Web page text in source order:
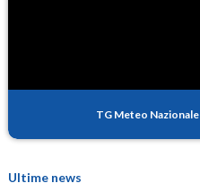
TG Meteo Nazionale
Ultime news